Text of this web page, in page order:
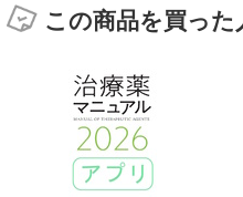
この商品を買った